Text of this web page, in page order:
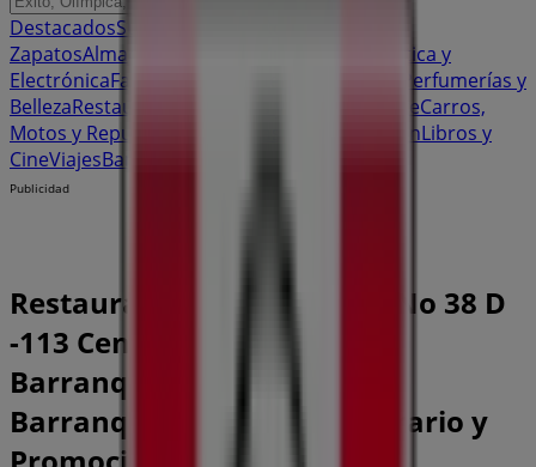
DestacadosSupermercados
ZapatosAlmacenes
Informática y
ElectrónicaFarmacias, Droguerías y Ópticas
Perfumerías y
BellezaRestaurantes DeporteCarros,
Motos y Repuestos
Ferreterías y ConstrucciónLibros y
CineViajesBancos y Seguros
Publicidad
Restaurante KFC | Calle 74 No 38 D
-113 Centro Comercial Viva
Barranquilla – Local 19k,
Barranquilla - Teléfono, Horario y